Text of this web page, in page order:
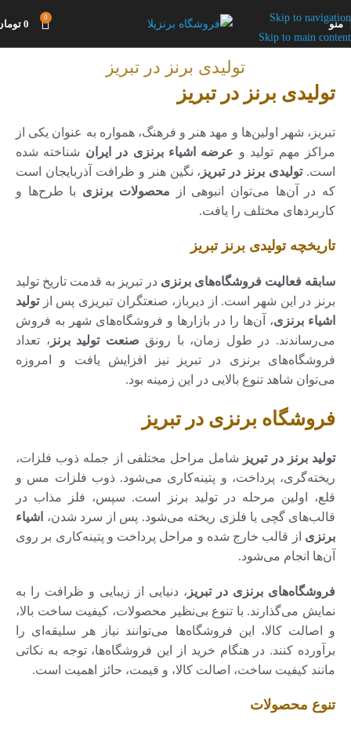
Skip to navigation
Skip to main content
منو
0
0
تولیدی برنز در تبریز
تولیدی برنز در تبریز
تبریز، شهر اولین‌ها و مهد هنر و فرهنگ، همواره به عنوان یکی از
مراکز مهم تولید و عرضه اشیاء برنزی در ایران شناخته شده
است.تولیدی برنز در تبریز ، نگین هنر و ظرافت آذربایجان است
که در آن‌ها می‌توان انبوهی از محصولات برنزی با طرح‌ها و
کاربردهای مختلف را یافت.
تاریخچه تولیدی برنز تبریز
سابقه فعالیت فروشگاه‌های برنزی در تبریز به قدمت تاریخ تولید
برنز در این شهر است. از دیرباز، صنعتگران تبریزی پس ازتولید
اشیاء برنزی، آن‌ها را در بازارها و فروشگاه‌های شهر به فروش
می‌رساندند. در طول زمان، با رونق صنعت تولید برنز ، تعداد
فروشگاه‌های برنزی در تبریز نیز افزایش یافت و امروزه
می‌توان شاهد تنوع بالایی در این زمینه بود.
فروشگاه برنزی در تبریز
تولید برنز در تبریز
شامل مراحل مختلفی از جمله ذوب فلزات،
ریخته‌گری، پرداخت، و پتینه‌کاری می‌شود. ذوب فلزات مس و
قلع، اولین مرحله در تولید برنز است. سپس، فلز مذاب در
قالب‌های گچی یا فلزی ریخته می‌شود. پس از سرد شدن، اشیاء
برنزی از قالب خارج شده و مراحل پرداخت و پتینه‌کاری بر روی
آن‌ها انجام می‌شود.
فروشگاه‌های برنزی در تبریز ، دنیایی از زیبایی و ظرافت را به
نمایش می‌گذارند. با تنوع بی‌نظیر محصولات، کیفیت ساخت بالا،
و اصالت کالا، این فروشگاه‌ها می‌توانند نیاز هر سلیقه‌ای را
برآورده کنند. در هنگام خرید از این فروشگاه‌ها، توجه به نکاتی
مانند کیفیت ساخت، اصالت کالا، و قیمت، حائز اهمیت است.
تنوع محصولات